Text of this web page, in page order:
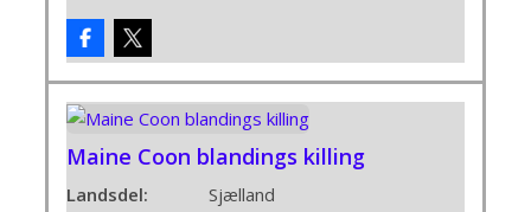
Maine Coon blandings killing
Landsdel:
Sjælland